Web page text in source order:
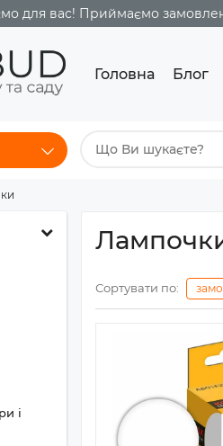
для вас! Приймаємо
Головна Блог
і
Сортувати по: